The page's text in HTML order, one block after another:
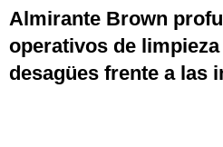
Almirante Brown
operativos de
desagües frente a las